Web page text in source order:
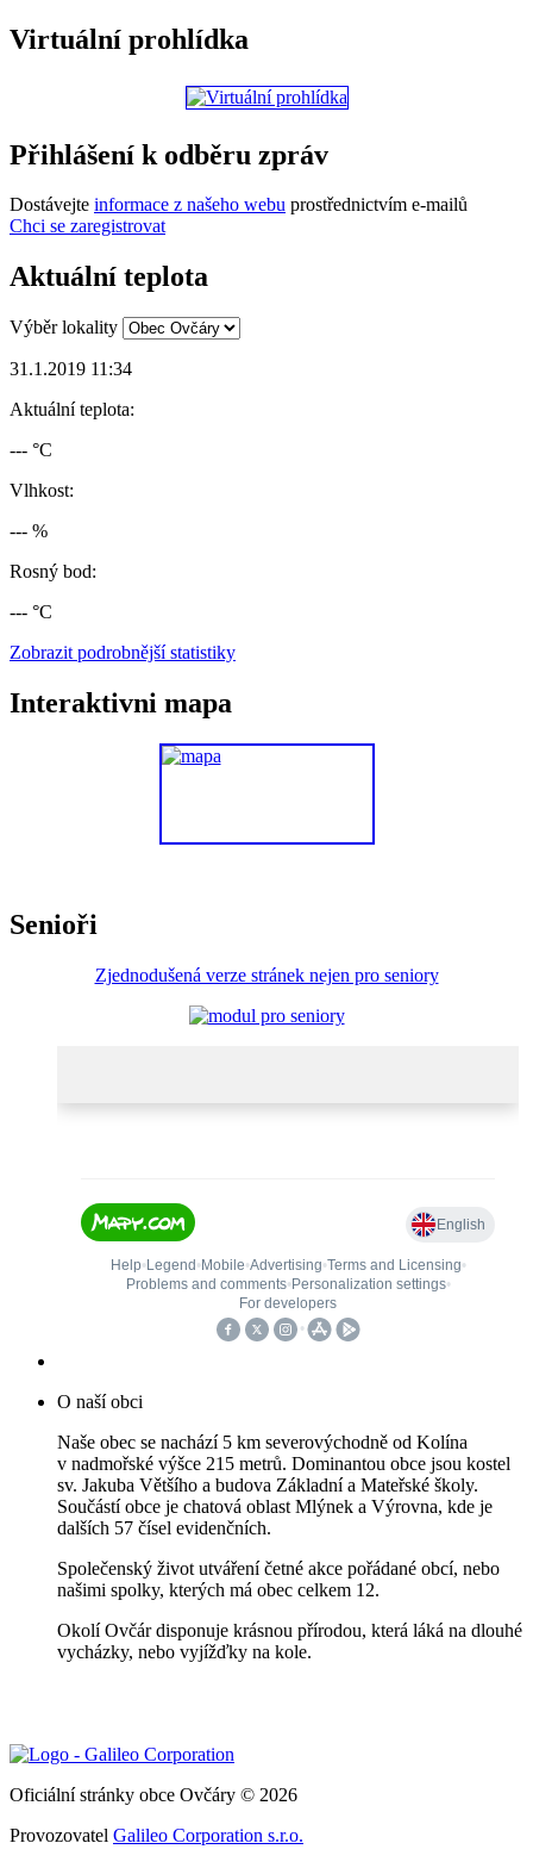
Virtuální prohlídka
Přihlášení k odběru zpráv
Dostávejte informace z našeho webu prostřednictvím e-mailů
Chci se zaregistrovat
Aktuální teplota
Výběr lokality
31.1.2019 11:34
Aktuální teplota:
--- °C
Vlhkost:
--- %
Rosný bod:
--- °C
Zobrazit podrobnější statistiky
Interaktivni mapa
Senioři
Zjednodušená verze stránek nejen pro seniory
O naší obci
Naše obec se nachází 5 km severovýchodně od Kolína
v nadmořské výšce 215 metrů. Dominantou obce jsou kostel
sv. Jakuba Většího a budova Základní a Mateřské školy.
Součástí obce je chatová oblast Mlýnek a Výrovna, kde je
dalších 57 čísel evidenčních.
Společenský život utváření četné akce pořádané obcí, nebo
našimi spolky, kterých má obec celkem 12.
Okolí Ovčár disponuje krásnou přírodou, která láká na dlouhé
vycházky, nebo vyjížďky na kole.
Oficiální stránky obce Ovčáry © 2026
Provozovatel Galileo Corporation s.r.o.